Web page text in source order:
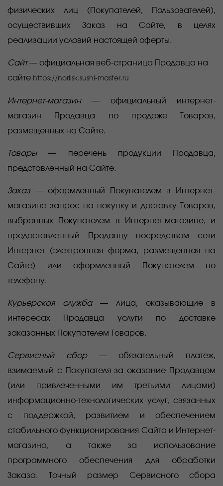
физических лиц (Покупателей, Пользователей),
осуществивших Заказ на Сайте, в целях
реализации условий настоящей оферты.
Сайт— официальная веб-страница Продавца на
сайте https://norilsk.sushi-master.ru
Интернет-магазин— официальный интернет-
магазин Продавца по продаже Товаров,
размещенных на Сайте.
Товары— перечень продукции Продавца,
представленный на Сайте.
Заказ — оформленный Покупателем в Интернет-
магазине запрос на покупку и доставку Товаров,
выбранных Покупателем в Интернет-магазине, и
предоставленный Продавцу посредством сети
Интернет (электронная форма, размещенная на
Сайте) или оформленный Покупателем по
телефону.
Курьерская служба— лица, оказывающие в
интересах Продавца услуги по доставке
заказанных Покупателем Товаров.
Сервисный сбор— обязательный платеж,
взимаемый с Покупателя за оказание Продавцом
(или привлеченными им третьими лицами)
информационно-технологических услуг, связанных
с поддержкой, развитием и обеспечением
стабильного функционирования Сайта и Интернет-
магазина, а также за использование
программного обеспечения для обработки
Заказа. Точный размер Сервисного сбора